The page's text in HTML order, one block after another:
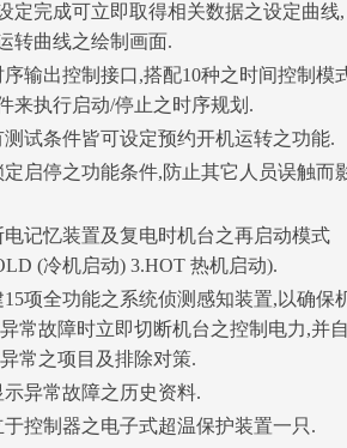
完成可立即取得相关数据之设定曲线,
转曲线之绘制画面.
输出控制接口,搭配10种之时间控制模
来执行启动/停止之时序规划.
试条件皆可设定预约开机运转之功能.
启停之功能条件,防止其它人员误触而
记忆装置及复电时机台之再启动模式
(冷机启动) 3.HOT 热机启动).
项全功能之系统侦测感知装置,以确保
常故障时立即切断机台之控制电力,并
常之项目及排除对策.
异常故障之历史资料.
控制器之电子式超温保护装置一只.